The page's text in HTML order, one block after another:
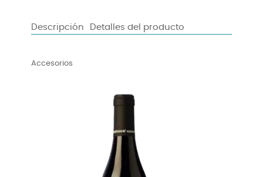
Descripción Detalles del producto
Accesorios